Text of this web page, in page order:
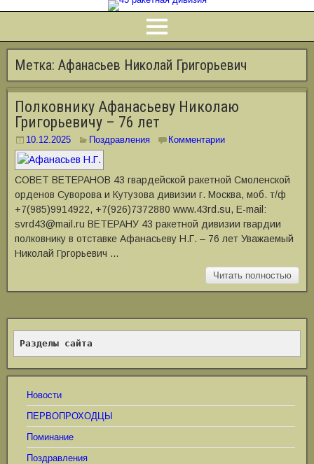
Метка: Афанасьев Николай Григорьевич
Полковнику Афанасьеву Николаю
Григорьевичу – 76 лет
10.12.2025 Поздравления Комментарии
СОВЕТ ВЕТЕРАНОВ 43 гвардейской ракетной Смоленской
орденов Суворова и Кутузова дивизии г. Москва, моб. т/ф
+7(985)9914922, +7(926)7372880 www.43rd.su, E-mail:
svrd43@mail.ru ВЕТЕРАНУ 43 ракетной дивизии гвардии
полковнику в отставке Афанасьеву Н.Г. – 76 лет Уважаемый
Николай Гргорьевич …
Читать полностью
Разделы сайта
Новости
ПЕРВОПРОХОДЦЫ
Поминание
Поздравления